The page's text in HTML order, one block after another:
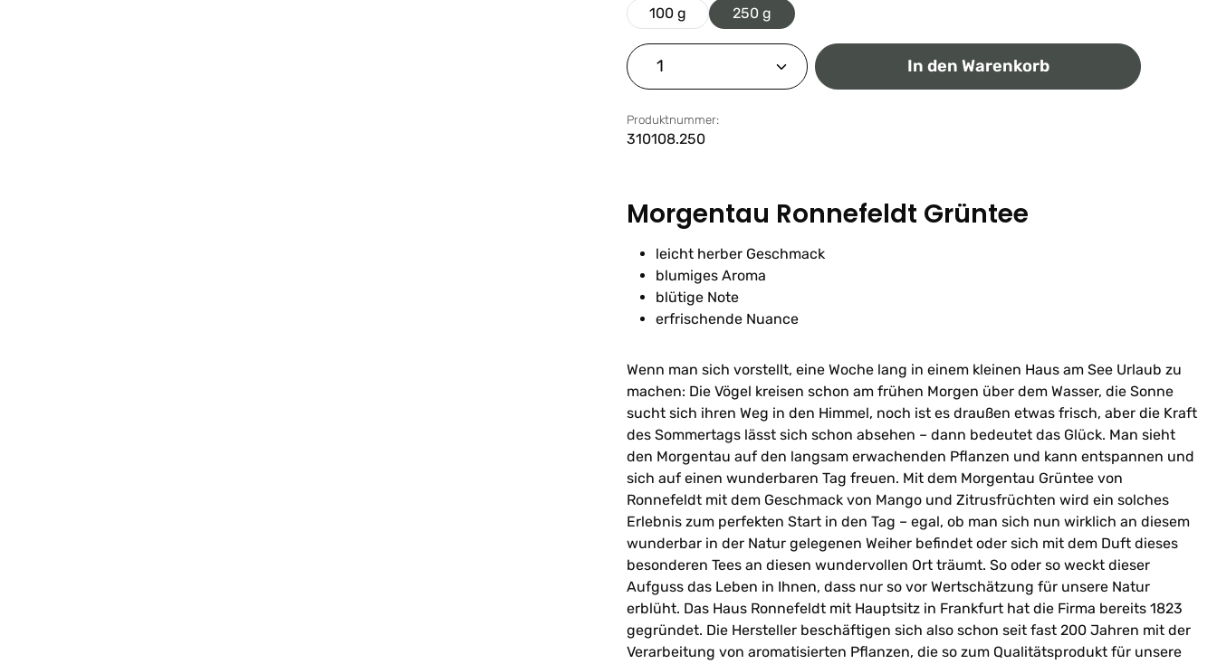
100 g
250 g
Produkt Anzahl: Gib den gewünschten Wert ein oder
In den Warenkorb
Produktnummer:
310108.250
Morgentau Ronnefeldt Grüntee
leicht herber Geschmack
blumiges Aroma
blütige Note
erfrischende Nuance
Wenn man sich vorstellt, eine Woche lang in einem kleinen Haus am See Urlaub zu
machen: Die Vögel kreisen schon am frühen Morgen über dem Wasser, die Sonne
sucht sich ihren Weg in den Himmel, noch ist es draußen etwas frisch, aber die Kraft
des Sommertags lässt sich schon absehen – dann bedeutet das Glück. Man sieht
den Morgentau auf den langsam erwachenden Pflanzen und kann entspannen und
sich auf einen wunderbaren Tag freuen. Mit dem Morgentau Grüntee von
Ronnefeldt mit dem Geschmack von Mango und Zitrusfrüchten wird ein solches
Erlebnis zum perfekten Start in den Tag – egal, ob man sich nun wirklich an diesem
wunderbar in der Natur gelegenen Weiher befindet oder sich mit dem Duft dieses
besonderen Tees an diesen wundervollen Ort träumt. So oder so weckt dieser
Aufguss das Leben in Ihnen, dass nur so vor Wertschätzung für unsere Natur
erblüht. Das Haus Ronnefeldt mit Hauptsitz in Frankfurt hat die Firma bereits 1823
gegründet. Die Hersteller beschäftigen sich also schon seit fast 200 Jahren mit der
Verarbeitung von aromatisierten Pflanzen, die so zum Qualitätsprodukt für unsere